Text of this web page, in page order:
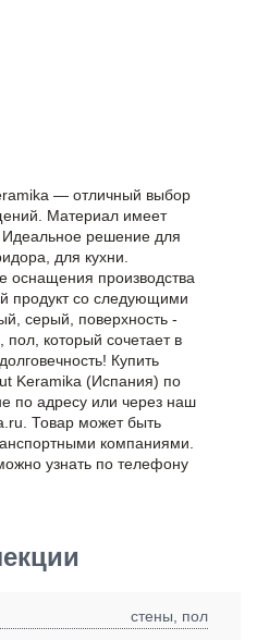
— отличный выбор
Материал имеет
решение для
для кухни.
оснащения производства
продукт со следующими
серый, поверхность -
который сочетает в
Купить
Keramika (Испания) по
по адресу или через наш
Товар может быть
компаниями.
узнать по телефону
стены, пол